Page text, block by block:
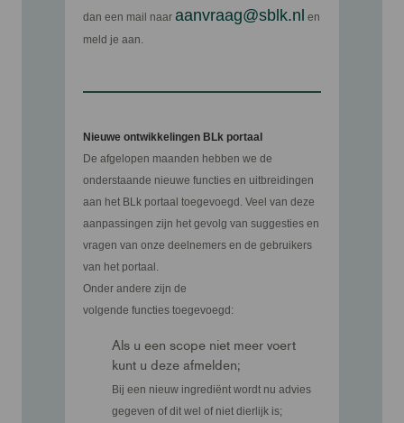
dan een mail naar aanvraag@sblk.nl en
meld je aan.
Nieuwe ontwikkelingen BLk portaal
De afgelopen maanden hebben we de
onderstaande nieuwe functies en uitbreidingen
aan het BLk portaal toegevoegd. Veel van deze
aanpassingen zijn het gevolg van suggesties en
vragen van onze deelnemers en de gebruikers
van het portaal.
Onder andere zijn de
volgende functies toegevoegd:
Als u een scope niet meer voert
kunt u deze afmelden;
Bij een nieuw ingrediënt wordt nu advies
gegeven of dit wel of niet dierlijk is;